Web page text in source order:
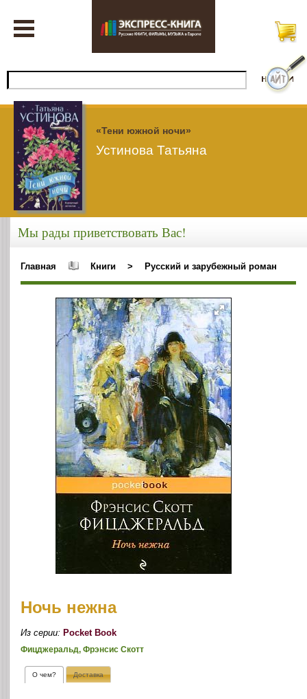
«Тени южной ночи»
Устинова Татьяна
Мы рады приветствовать Вас!
Главная Книги > Русский и зарубежный роман
Ночь нежна
Из серии:Pocket Book
Фицджеральд, Фрэнсис Скотт
О чем? Доставка